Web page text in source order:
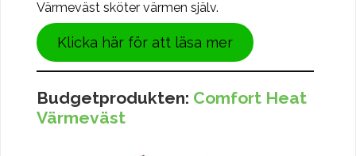
Värmeväst sköter värmen själv.
Klicka här för att läsa mer
Budgetprodukten: Comfort Heat
Värmeväst